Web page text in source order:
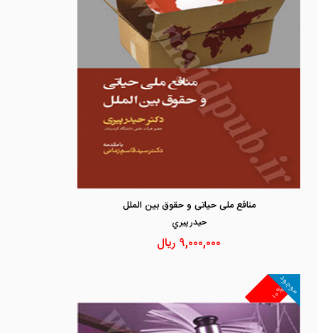
منافع ملی حیاتی و حقوق بین الملل
حيدر پيري
۹,۰۰۰,۰۰۰ ریال
۱۰%
موجود